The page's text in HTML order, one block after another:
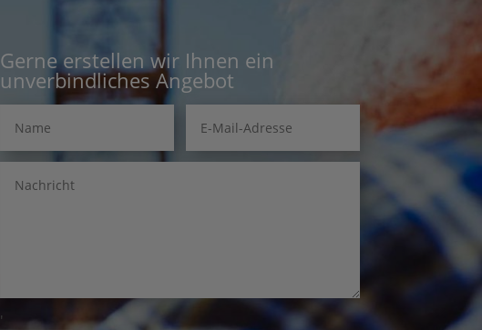
Gerne erstellen wir Ihnen ein
unverbindliches Angebot
'